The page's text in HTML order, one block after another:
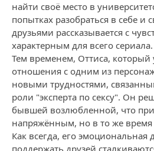
найти своё место в
попытках разобраться в себе и
друзьями рассказывается с
характерным для всего сериала.
Тем временем, Оттиса, который
отношения с одним из
новыми трудностями,
роли "эксперта по сексу". Он
бывшей возлюбленной, что
напряжённым, но в то же
Как всегда, его эмоциональная
поддержать друзей